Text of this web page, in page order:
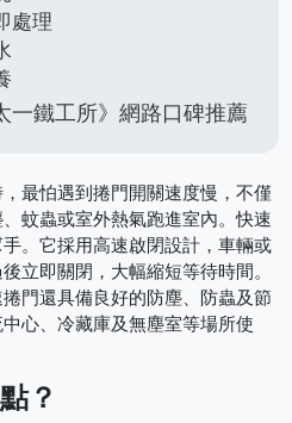
處理
一鐵工所》網路口碑推薦
最怕遇到捲門開關速度慢，不僅
蚊蟲或室外熱氣跑進室內。快速
。它採用高速啟閉設計，車輛或
立即關閉，大幅縮短等待時間。
門還具備良好的防塵、防蟲及節
心、冷藏庫及無塵室等場所使
？